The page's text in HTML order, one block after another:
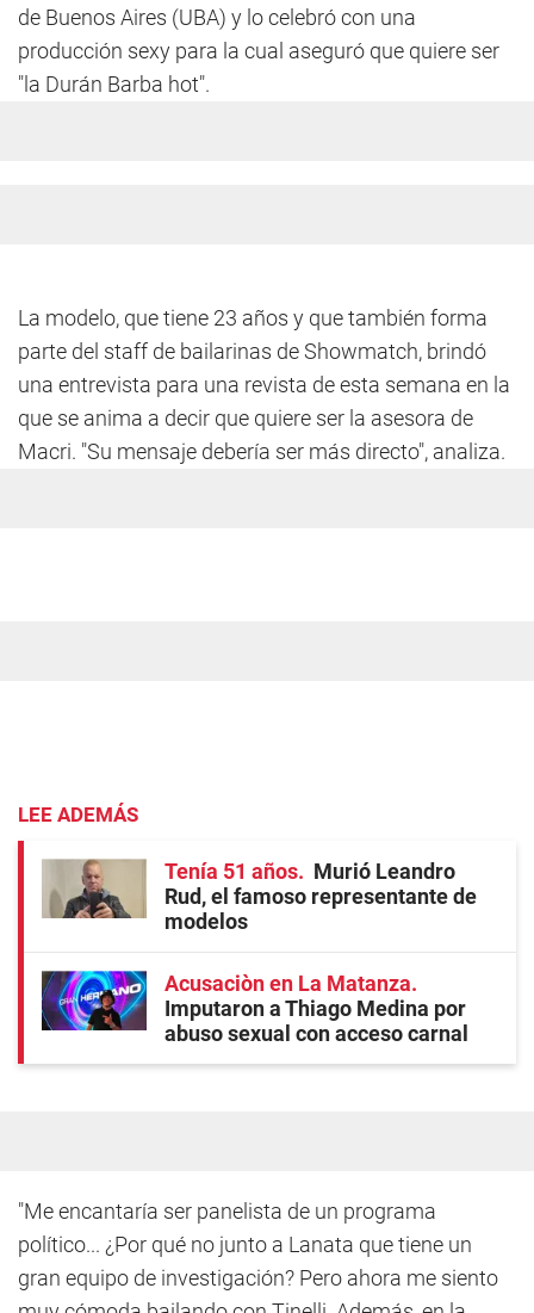
de Buenos Aires (UBA) y lo celebró con una
producción sexy para la cual aseguró que quiere ser
"la Durán Barba hot".
La modelo, que tiene 23 años y que también forma
parte del staff de bailarinas de Showmatch, brindó
una entrevista para una revista de esta semana en la
que se anima a decir que quiere ser la asesora de
Macri. "Su mensaje debería ser más directo", analiza.
LEE ADEMÁS
Tenía 51 años
Murió Leandro
Rud, el famoso representante de
modelos
Acusaciòn en La Matanza
Imputaron a Thiago Medina por
abuso sexual con acceso carnal
"Me encantaría ser panelista de un programa
político... ¿Por qué no junto a Lanata que tiene un
gran equipo de investigación? Pero ahora me siento